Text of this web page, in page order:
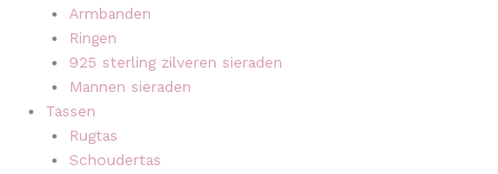
Armbanden
Ringen
925 sterling zilveren sieraden
Mannen sieraden
Tassen
Rugtas
Schoudertas